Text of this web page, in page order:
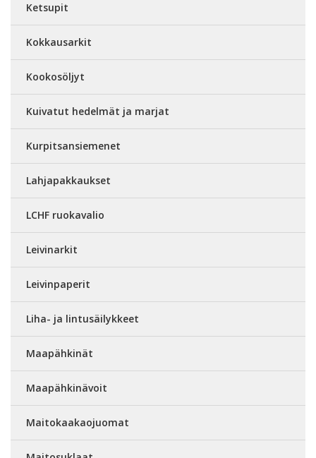
Ketsupit
Kokkausarkit
Kookosöljyt
Kuivatut hedelmät ja marjat
Kurpitsansiemenet
Lahjapakkaukset
LCHF ruokavalio
Leivinarkit
Leivinpaperit
Liha- ja lintusäilykkeet
Maapähkinät
Maapähkinävoit
Maitokaakaojuomat